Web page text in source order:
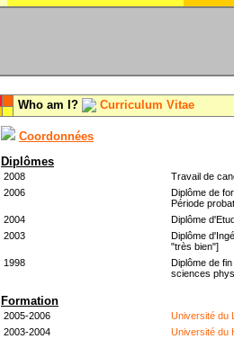
Who am I? Curriculum Vitae
Coordonnées
Diplômes
2008
Travail de
2006
Diplôme de
Période
2004
Diplôme
2003
Diplôme
"très bien"]
1998
Diplôme de
sciences
Formation
2005-2006
Université du
2003-2004
Université du